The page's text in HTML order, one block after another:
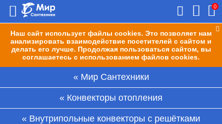
Наш сайт использует файлы cookies. Это позволяет нам
анализировать взаимодействие посетителей с сайтом и
делать его лучше. Продолжая пользоваться сайтом, вы
соглашаетесь с использованием файлов cookies.
0
Мир Сантехники
Конвекторы отопления
Внутрипольные конвекторы с решётками